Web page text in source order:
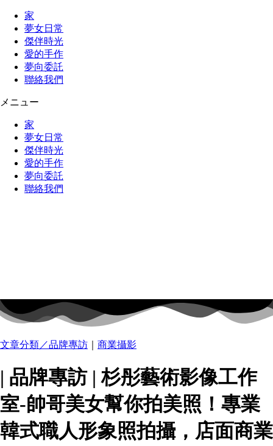
家
夢女日常
傑伴時光
愛的手作
夢向委託
聯絡我們
メニュー
家
夢女日常
傑伴時光
愛的手作
夢向委託
聯絡我們
文章分類／品牌專訪 商業攝影
| 品牌專訪 | 杉彤藝術影像工作
室-帥哥美女幫你拍美照！專業
韓式職人形象照拍攝，店面商業